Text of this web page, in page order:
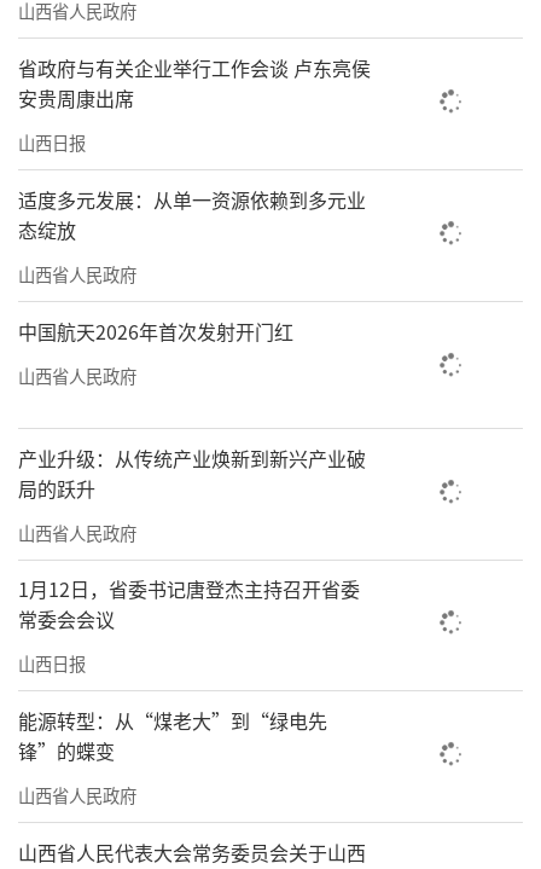
山西省人民政府
省政府与有关企业举行工作会谈 卢东亮侯
安贵周康出席
山西日报
适度多元发展：从单一资源依赖到多元业
态绽放
山西省人民政府
中国航天2026年首次发射开门红
山西省人民政府
产业升级：从传统产业焕新到新兴产业破
局的跃升
山西省人民政府
1月12日，省委书记唐登杰主持召开省委
常委会会议
山西日报
能源转型：从“煤老大”到“绿电先
锋”的蝶变
山西省人民政府
山西省人民代表大会常务委员会关于山西